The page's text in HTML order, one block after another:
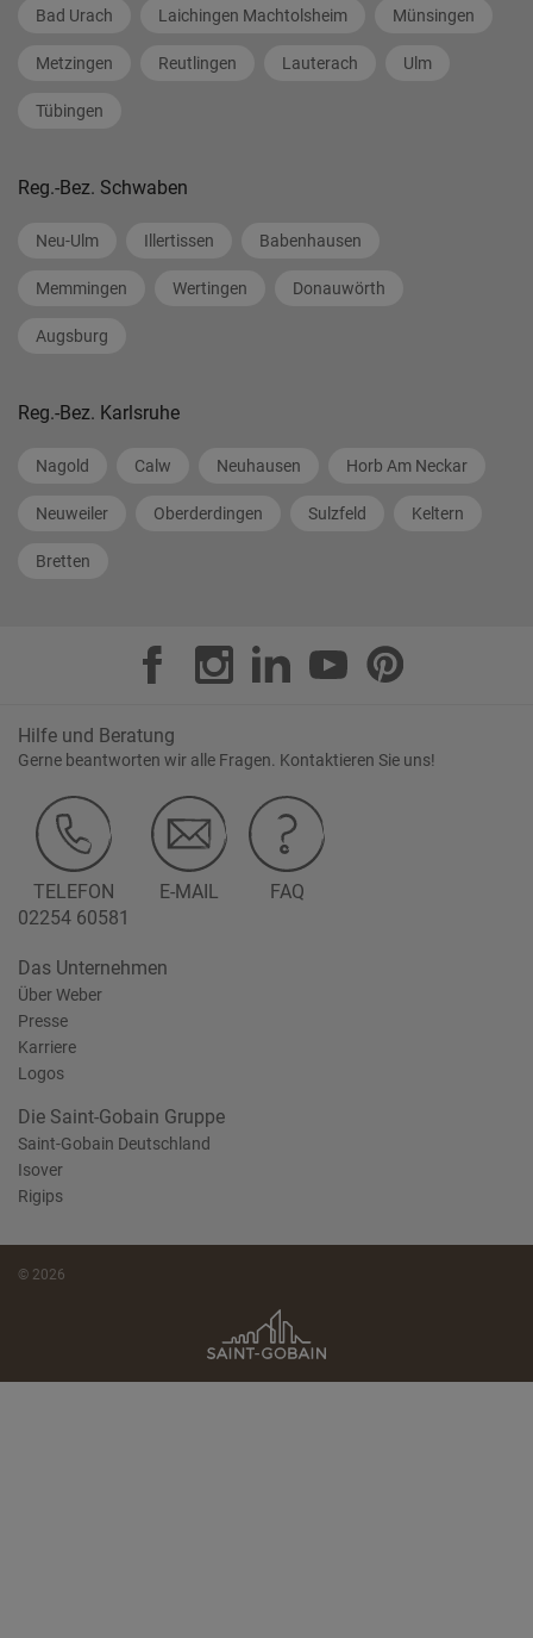
Bad Urach Laichingen Machtolsheim Münsingen
Metzingen Reutlingen Lauterach Ulm
Tübingen
Reg.-Bez. Schwaben
Neu-Ulm Illertissen Babenhausen
Memmingen Wertingen Donauwörth
Augsburg
Reg.-Bez. Karlsruhe
Nagold Calw Neuhausen Horb Am Neckar
Neuweiler Oberderdingen Sulzfeld Keltern
Bretten
Hilfe und Beratung
Gerne beantworten wir alle Fragen. Kontaktieren Sie uns!
TELEFON
02254 60581
E-MAIL FAQ
Das Unternehmen
Über Weber
Presse
Karriere
Logos
Die Saint-Gobain Gruppe
Saint-Gobain Deutschland
Isover
Rigips
© 2026